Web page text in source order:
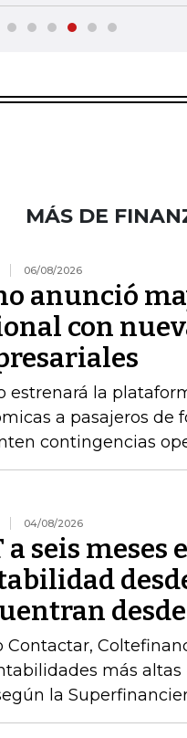
MÁS DE
06/08/2026
anunció
con
estrenará la
a pasajeros de
contingencias
04/08/2026
a seis meses
desde
Contactar,
más
la